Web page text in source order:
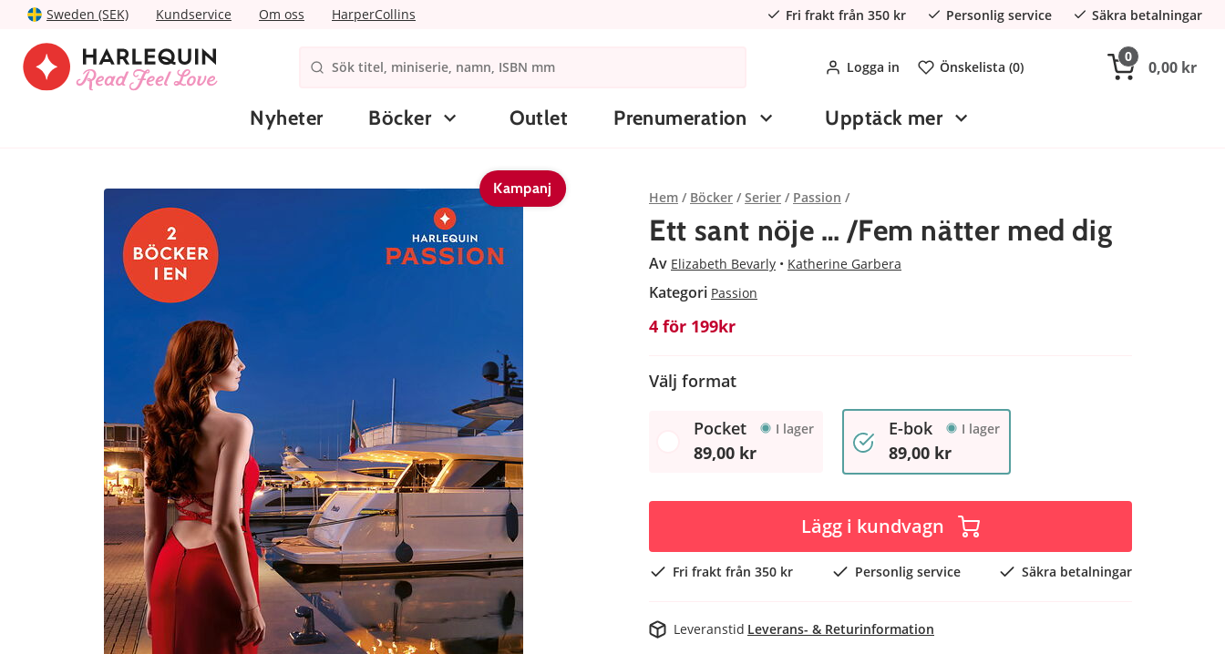
Sweden (SEK) Kundservice Om oss HarperCollins Fri frakt från 350 kr Personlig service Säkra betalningar
Logga in Önskelista (0)
0
0,00 kr
Nyheter Böcker Outlet Prenumeration Upptäck mer
Kampanj
Hem Böcker Serier Passion
Ett sant nöje … /Fem nätter med dig
Av Elizabeth Bevarly Katherine Garbera
Kategori Passion
4 för 199kr
Välj format
Pocket I lager
89,00 kr
E-bok I lager
89,00 kr
Lägg i kundvagn
Fri frakt från 350 kr Personlig service Säkra betalningar
Leveranstid Leverans- & Returinformation